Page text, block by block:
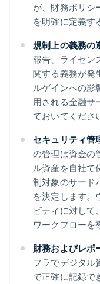
が、財務ポリシ
を明確に定義す
規制上の義務の
報告、ライセン
関する義務が発
ルゲインへの影
用される金融サ
ておいてくださ
セキュリティ管
の管理は資金の
ル資産を自社で
制対象のサード
を決定します。
ビティに対して
ワークフローを
財務およびレポ
フラでデジタル
で正確に記録で